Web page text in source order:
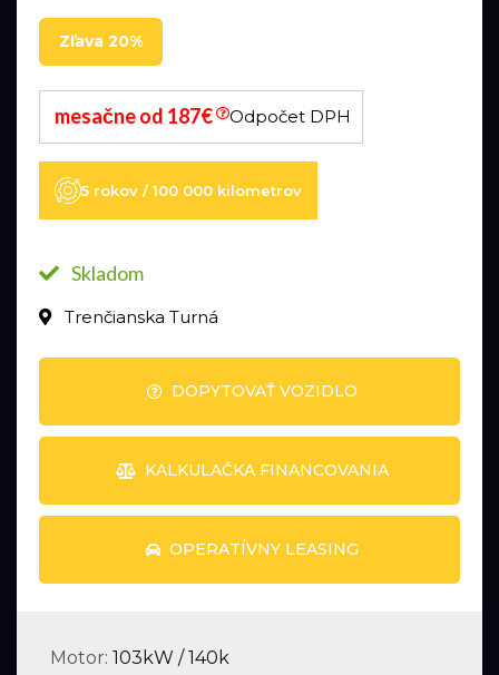
Zľava 20%
mesačne od 187€ Odpočet DPH
5 rokov / 100 000 kilometrov
Skladom
Trenčianska Turná
DOPYTOVAŤ VOZIDLO
KALKULAČKA FINANCOVANIA
OPERATÍVNY LEASING
Motor: 103kW / 140k